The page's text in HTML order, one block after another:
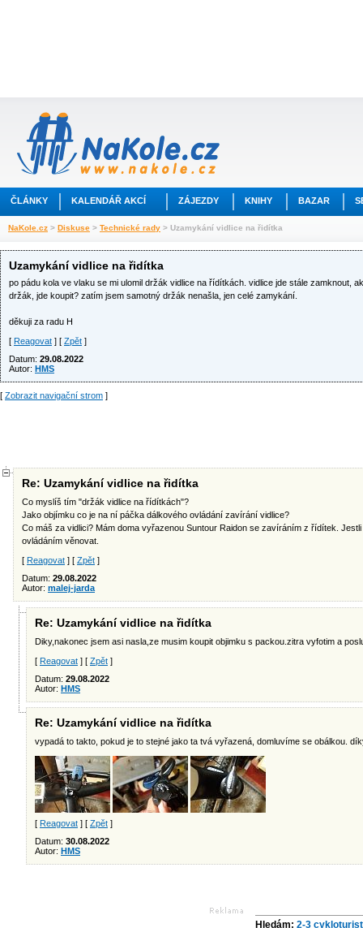
ČLÁNKY KALENDÁŘ AKCÍ ZÁJEZDY KNIHY BAZAR
NaKole.cz > Diskuse > Technické rady > Uzamykání vidlice na řidítka
Uzamykání vidlice na řidítka
po pádu kola ve vlaku se mi ulomil držák vidlice na řídítkách. vidlice jde stále zamknout,
držák, jde koupit? zatím jsem samotný držák nenašla, jen celé zamykání.
děkuji za radu H
[ Reagovat ] [ Zpět ]
Datum: 29.08.2022
Autor: HMS
[ Zobrazit navigační strom ]
Re: Uzamykání vidlice na řidítka
Co myslíš tím "držák vidlice na řídítkách"?
Jako objímku co je na ní páčka dálkového ovládání zavírání vidlice?
Co máš za vidlici? Mám doma vyřazenou Suntour Raidon se zavíráním z řídítek.
ovládáním věnovat.
[ Reagovat ] [ Zpět ]
Datum: 29.08.2022
Autor: malej-jarda
Re: Uzamykání vidlice na řidítka
Diky,nakonec jsem asi nasla,ze musim koupit objimku s packou.zitra vyfotim a
[ Reagovat ] [ Zpět ]
Datum: 29.08.2022
Autor: HMS
Re: Uzamykání vidlice na řidítka
vypadá to takto, pokud je to stejné jako ta tvá vyřazená, domluvíme se obálkou.
[ Reagovat ] [ Zpět ]
Datum: 30.08.2022
Autor: HMS
Hledám: 2-3